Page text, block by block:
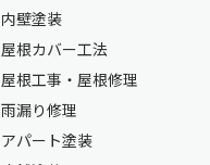
内壁塗装
屋根カバー工法
屋根工事・屋根修理
雨漏り修理
アパート塗装